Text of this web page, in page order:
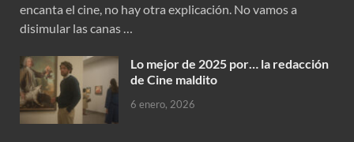
encanta el cine, no hay otra explicación. No vamos a
disimular las canas …
Lo mejor de 2025 por… la redacción
de Cine maldito
6 enero, 2026